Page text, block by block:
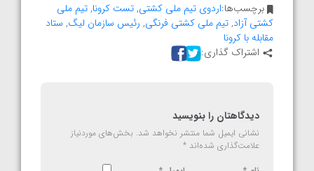
برچسب‌ها:اردوی تیم ملی کشتی,تست کرونا,تیم ملی
کشتی آزاد,تیم ملی کشتی فرنگی, رئیس سازمان لیگ, ستاد
مقابله با کرونا
اشتراک گذاری:
دیدگاهتان را بنویسید
نشانی ایمیل شما منتشر نخواهد شد. بخش‌های موردنیاز
علامت‌گذاری شده‌اند *